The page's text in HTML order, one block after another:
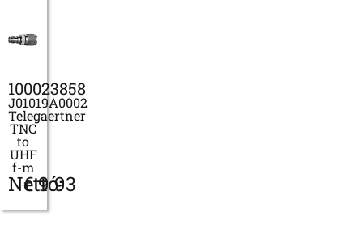
100023858
J01019A0002
Telegaertner
TNC
to
UHF
f-m
Nettó:
€9.93